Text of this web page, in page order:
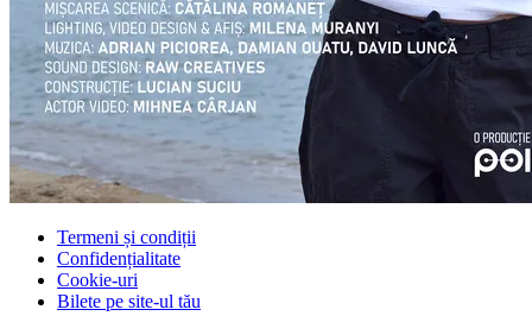
Termeni și condiții
Confidențialitate
Cookie-uri
Bilete pe site-ul tău